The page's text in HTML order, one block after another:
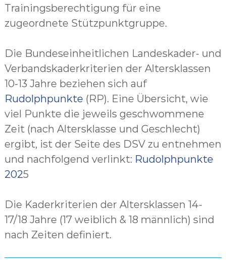
Trainingsberechtigung für eine
zugeordnete Stützpunktgruppe.
Die Bundeseinheitlichen Landeskader- und
Verbandskaderkriterien der Altersklassen
10-13 Jahre beziehen sich auf
Rudolphpunkte (RP). Eine Übersicht, wie
viel Punkte die jeweils geschwommene
Zeit (nach Altersklasse und Geschlecht)
ergibt, ist der Seite des DSV zu entnehmen
und nachfolgend verlinkt: Rudolphpunkte
2025
Die Kaderkriterien der Altersklassen 14-
17/18 Jahre (17 weiblich & 18 männlich) sind
nach Zeiten definiert.